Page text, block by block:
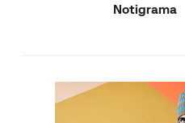
Notigrama